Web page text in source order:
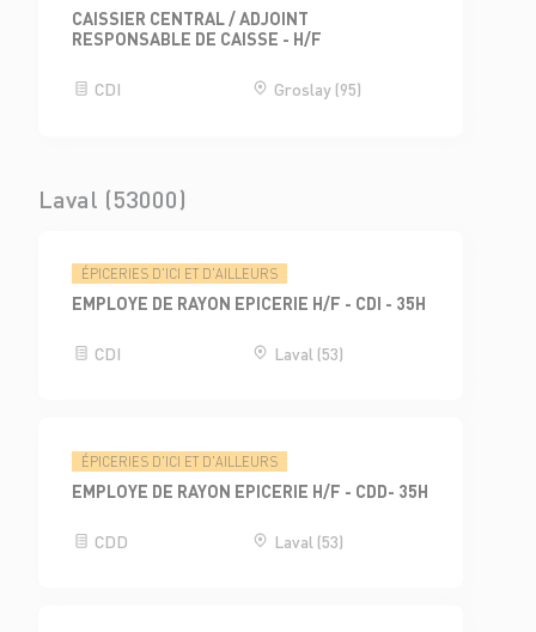
CAISSIER CENTRAL / ADJOINT
RESPONSABLE DE CAISSE - H/F
CDI Groslay (95)
Laval (53000)
ÉPICERIES D'ICI ET D'AILLEURS
EMPLOYE DE RAYON EPICERIE H/F - CDI - 35H
CDI Laval (53)
ÉPICERIES D'ICI ET D'AILLEURS
EMPLOYE DE RAYON EPICERIE H/F - CDD- 35H
CDD Laval (53)